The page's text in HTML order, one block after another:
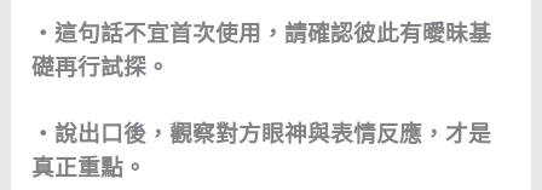
・這句話不宜首次使用，請確認彼此有曖昧基
礎再行試探。
・說出口後，觀察對方眼神與表情反應，才是
真正重點。